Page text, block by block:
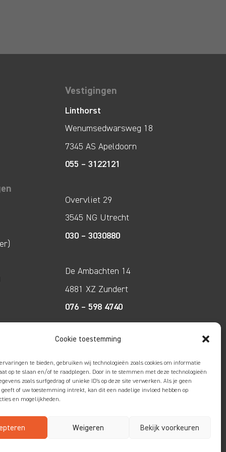
Cookie toestemming
te bieden, gebruiken wij technologieën zoals cookies om informatie
op te slaan en/of te raadplegen. Door in te stemmen met deze technologieën
zoals surfgedrag of unieke ID's op deze site verwerken. Als je geen
of uw toestemming intrekt, kan dit een nadelige invloed hebben op
en mogelijkheden.
Weigeren Bekijk voorkeuren
Vestigingen
Linthorst
Wenumsedwarsweg 18
7345 AS Apeldoorn
055 – 3122121
Overvliet 29
3545 NG Utrecht
030 – 3030880
De Ambachten 14
4881 XZ Zundert
076 – 598 4740
Tecco Techniek
Kleine Breinder 2
6365 ET Schinnen
046 – 4752585